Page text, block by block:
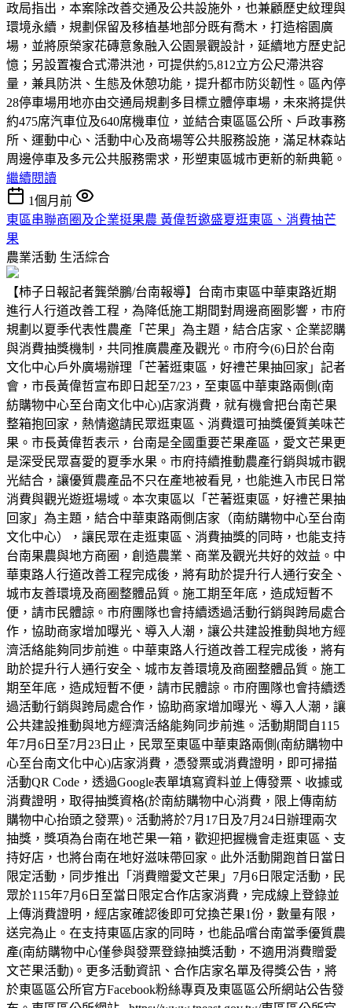
政局指出，本案除改善交通及公共設施外，也兼顧歷史紋理與
環境永續，規劃保留及移植基地部分既有喬木，打造榕園廣
場，並將原榮家花磚意象融入公園景觀設計，延續地方歷史記
憶；另設置複合式滯洪池，可提供約5,812立方公尺滯洪容
量，兼具防洪、生態及休憩功能，提升都市防災韌性。區內停
28停車場用地亦由交通局規劃多目標立體停車場，未來將提供
約475席汽車位及640席機車位，並結合東區區公所、戶政事務
所、運動中心、活動中心及商場等公共服務設施，滿足林森站
周邊停車及多元公共服務需求，形塑東區城市更新的新典範。
繼續閱讀
1個月前
東區串聯商圈及企業挺果農 黃偉哲邀盛夏逛東區、消費抽芒
果
農業活動 生活綜合
【柿子日報記者龔榮鵬/台南報導】台南市東區中華東路近期
進行人行道改善工程，為降低施工期間對周邊商圈影響，市府
規劃以夏季代表性農產「芒果」為主題，結合店家、企業認購
與消費抽獎機制，共同推廣農產及觀光。市府今(6)日於台南
文化中心戶外廣場辦理「芒著逛東區，好禮芒果抽回家」記者
會，市長黃偉哲宣布即日起至7/23，至東區中華東路兩側(南
紡購物中心至台南文化中心)店家消費，就有機會把台南芒果
整箱抱回家，熱情邀請民眾逛東區、消費還可抽獎優質美味芒
果。市長黃偉哲表示，台南是全國重要芒果產區，愛文芒果更
是深受民眾喜愛的夏季水果。市府持續推動農產行銷與城市觀
光結合，讓優質農產品不只在產地被看見，也能進入市民日常
消費與觀光遊逛場域。本次東區以「芒著逛東區，好禮芒果抽
回家」為主題，結合中華東路兩側店家（南紡購物中心至台南
文化中心），讓民眾在走逛東區、消費抽獎的同時，也能支持
台南果農與地方商圈，創造農業、商業及觀光共好的效益。中
華東路人行道改善工程完成後，將有助於提升行人通行安全、
城市友善環境及商圈整體品質。施工期至年底，造成短暫不
便，請市民體諒。市府團隊也會持續透過活動行銷與跨局處合
作，協助商家增加曝光、導入人潮，讓公共建設推動與地方經
濟活絡能夠同步前進。中華東路人行道改善工程完成後，將有
助於提升行人通行安全、城市友善環境及商圈整體品質。施工
期至年底，造成短暫不便，請市民體諒。市府團隊也會持續透
過活動行銷與跨局處合作，協助商家增加曝光、導入人潮，讓
公共建設推動與地方經濟活絡能夠同步前進。活動期間自115
年7月6日至7月23日止，民眾至東區中華東路兩側(南紡購物中
心至台南文化中心)店家消費，憑發票或消費證明，即可掃描
活動QR Code，透過Google表單填寫資料並上傳發票、收據或
消費證明，取得抽獎資格(於南紡購物中心消費，限上傳南紡
購物中心抬頭之發票)。活動將於7月17日及7月24日辦理兩次
抽獎，獎項為台南在地芒果一箱，歡迎把握機會走逛東區、支
持好店，也將台南在地好滋味帶回家。此外活動開跑首日當日
限定活動，同步推出「消費贈愛文芒果」7月6日限定活動，民
眾於115年7月6日至當日限定合作店家消費，完成線上登錄並
上傳消費證明，經店家確認後即可兌換芒果1份，數量有限，
送完為止。在支持東區店家的同時，也能品嚐台南當季優質農
產(南紡購物中心僅參與發票登錄抽獎活動，不適用消費贈愛
文芒果活動)。更多活動資訊、合作店家名單及得獎公告，將
於東區區公所官方Facebook粉絲專頁及東區區公所網站公告發